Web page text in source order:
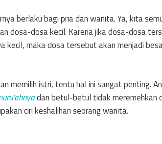
berlaku bagi pria dan wanita. Ya, kita
dosa-dosa kecil. Karena jika dosa-dosa
kecil, maka dosa tersebut akan menjadi
memilih istri, tentu hal ini sangat penting.
dan betul-betul tidak meremehkan
ciri keshalihan seorang wanita.